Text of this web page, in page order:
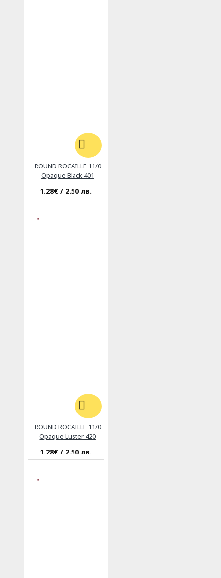
ROUND ROCAILLE 11/0
Opaque Black 401
1.28€ / 2.50 лв.
ROUND ROCAILLE 11/0
Opaque Luster 420
1.28€ / 2.50 лв.